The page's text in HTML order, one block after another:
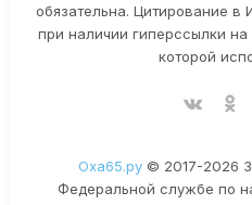
обязательна. Цитирование в
при наличии гиперссылки
которой
Оха65.ру© 2017-2026
Федеральной службе по